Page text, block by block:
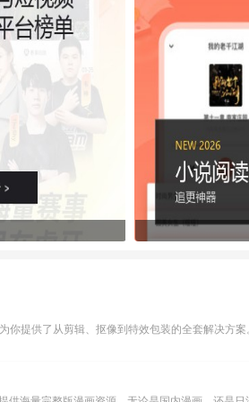
提供了从剪辑、抠像到特效包装的全套解决方